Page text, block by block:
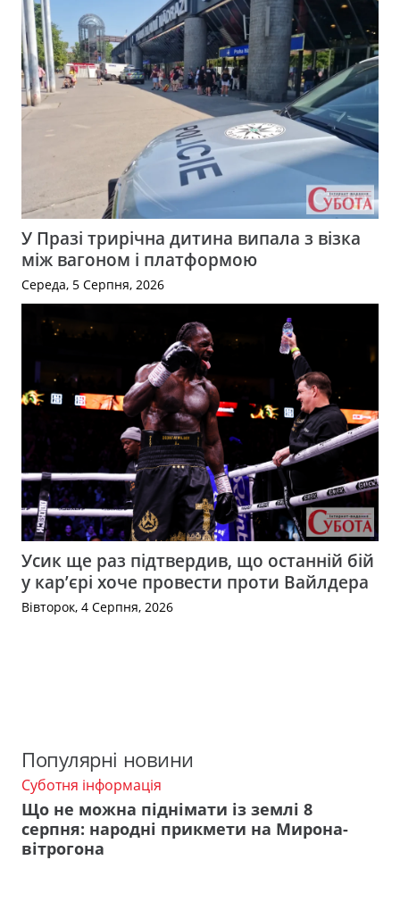
У Празі трирічна дитина випала з візка
між вагоном і платформою
Середа, 5 Серпня, 2026
Усик ще раз підтвердив, що останній бій
у кар’єрі хоче провести проти Вайлдера
Вівторок, 4 Серпня, 2026
Популярні новини
Суботня інформація
Що не можна піднімати із землі 8
серпня: народні прикмети на Мирона-
вітрогона